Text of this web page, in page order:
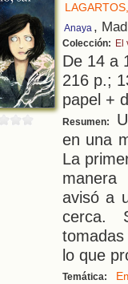
Anaya ,
Colección: El
De 14 a
216 p.;
papel +
Resumen:
en una
La
avisó a
cerca.
lo que
Temática: